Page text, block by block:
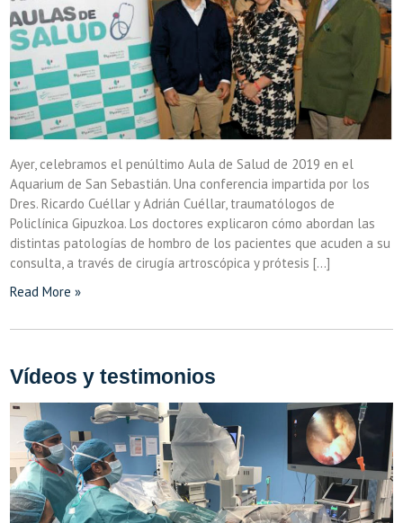
Ayer, celebramos el penúltimo Aula de Salud de 2019 en el
Aquarium de San Sebastián. Una conferencia impartida por los
Dres. Ricardo Cuéllar y Adrián Cuéllar, traumatólogos de
Policlínica Gipuzkoa. Los doctores explicaron cómo abordan las
distintas patologías de hombro de los pacientes que acuden a su
consulta, a través de cirugía artroscópica y prótesis […]
Read More »
Vídeos y testimonios